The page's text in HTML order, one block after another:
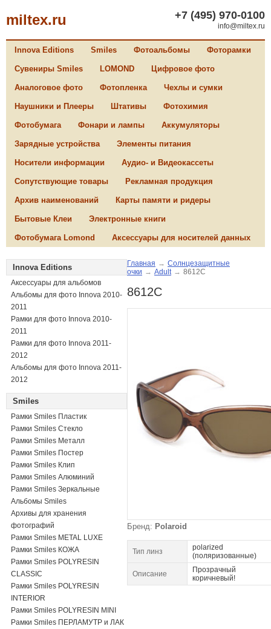
miltex.ru +7 (495) 970-0100
info@miltex.ru
Innova Editions Smiles Фотоальбомы Фоторамки
Сувениры Smiles LOMOND Цифровое фото
Аналоговое фото Фотопленка Чехлы и сумки
Наушники и Плееры Штативы Фотохимия
Фотобумага Фонари и лампы Аккумуляторы
Зарядные устройства Элементы питания
Носители информации Аудио- и Видеокассеты
Сопутствующие товары Рекламная продукция
Архив наименований Карты памяти и ридеры
Бытовые Клеи Электронные книги
Фотобумага Lomond Аксессуары для носителей данных
Innova Editions
Аксессуары для альбомов
Альбомы для фото Innova 2010-
2011
Рамки для фото Innova 2010-
2011
Рамки для фото Innova 2011-
2012
Альбомы для фото Innova 2011-
2012
Smiles
Рамки Smiles Пластик
Рамки Smiles Стекло
Рамки Smiles Металл
Рамки Smiles Постер
Рамки Smiles Клип
Рамки Smiles Алюминий
Рамки Smiles Зеркальные
Альбомы Smiles
Архивы для хранения
фотографий
Рамки Smiles METAL LUXE
Рамки Smiles КОЖА
Рамки Smiles POLYRESIN
CLASSIC
Рамки Smiles POLYRESIN
INTERIOR
Рамки Smiles POLYRESIN MINI
Рамки Smiles ПЕРЛАМУТР и ЛАК
Главная → Солнцезащитные
очки → Adult → 8612C
8612C
Бренд: Polaroid
Тип линз
polarized
(поляризованные)
Описание
Прозрачный
коричневый!